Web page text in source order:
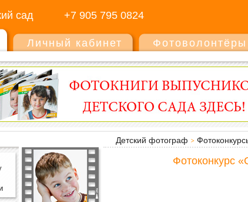
сад +7 905 795 0824
Личный кабинет Фотоволонтёры
Детский фотограф
Фотоконкурс